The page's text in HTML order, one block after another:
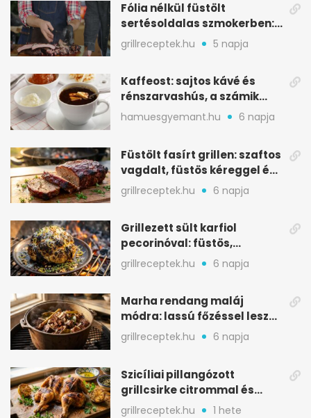
Fólia nélkül füstölt
sertésoldalas szmokerben:
ropogós bark, 6 óra
grillreceptek.hu 5 napja
Kaffeost: sajtos kávé és
rénszarvashús, a számik
melegítő itala
hamuesgyemant.hu 6 napja
Füstölt fasírt grillen: szaftos
vagdalt, füstös kéreggel és
BBQ mázzal
grillreceptek.hu 6 napja
Grillezett sült karfiol
pecorinóval: füstös,
karamellizált nyári kedvenc
grillreceptek.hu 6 napja
Marha rendang maláj
módra: lassú főzéssel lesz
igazán szaftos
grillreceptek.hu 6 napja
Szicíliai pillangózott
grillcsirke citrommal és
oregánóval
grillreceptek.hu 1 hete